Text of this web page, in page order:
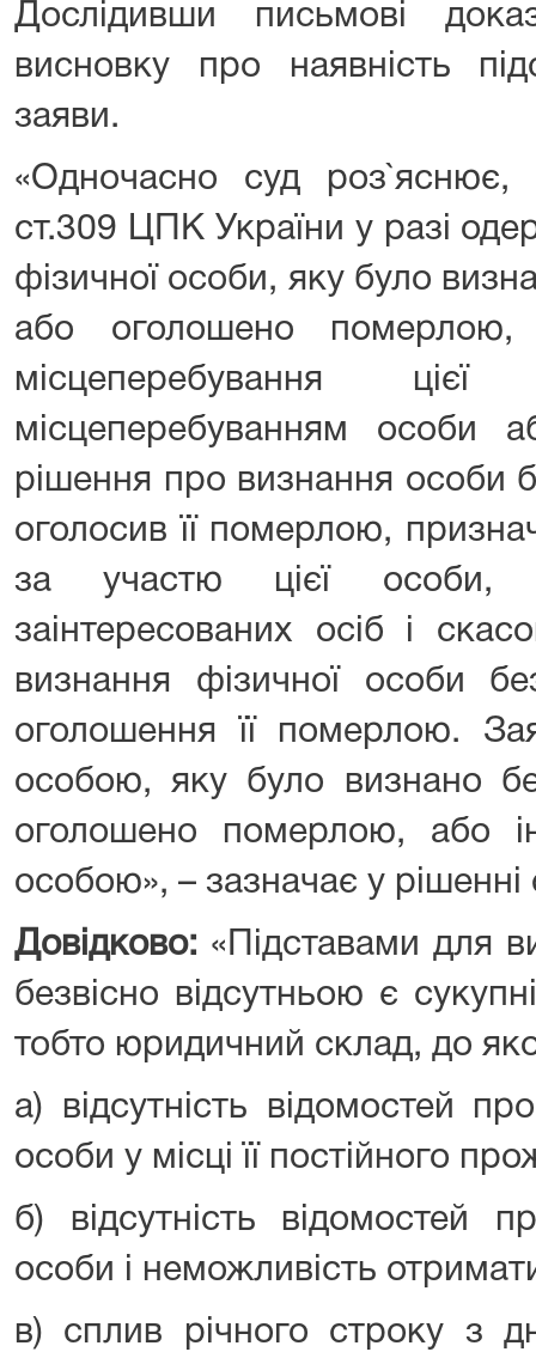
Дослідивши письмові
висновку про наявність
заяви.
«Одночасно суд
ст.309 ЦПК України у разі
фізичної особи, яку було
або оголошено
місцеперебування
місцеперебуванням особи
рішення про визнання особи
оголосив її померлою,
за участю цієї особи,
заінтересованих осіб і
визнання фізичної особи
оголошення її померлою.
особою, яку було визнано
оголошено померлою, або
особою», – зазначає у рішенні
Довідково: «Підставами для
безвісно відсутньою є
тобто юридичний склад, до
а) відсутність відомостей
особи у місці її постійного
б) відсутність відомостей
особи і неможливість
в) сплив річного строку з